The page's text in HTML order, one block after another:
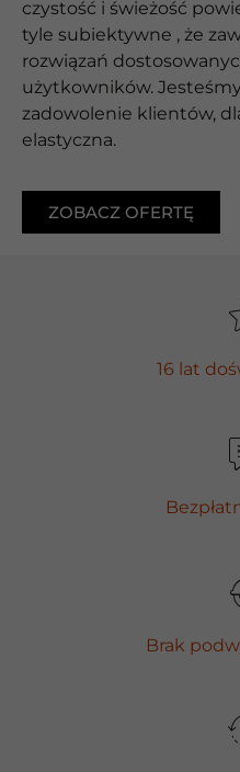
czystość i świeżość
tyle subiektywne , że
rozwiązań
użytkowników.
zadowolenie klientów,
elastyczna.
ZOBACZ OFERTĘ
16 lat
Brak